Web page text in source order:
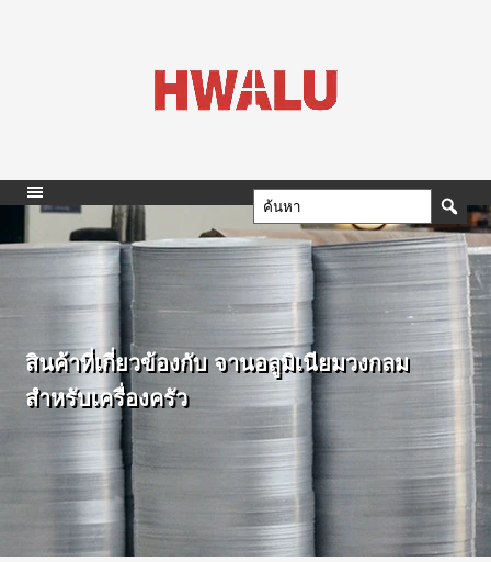
สินค้าที่เกี่ยวข้องกับ จานอลูมิเนียมวงกลม
สำหรับเครื่องครัว